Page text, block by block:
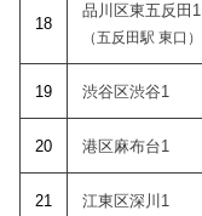
18
品川区東五反田1
（五反田駅 東口）
19 渋谷区渋谷1
20 港区麻布台1
21 江東区深川1